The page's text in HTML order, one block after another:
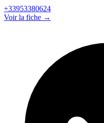
+33953380624
Voir la fiche →